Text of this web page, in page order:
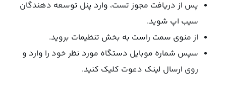
پس از دریافت مجوز تست، وارد پنل توسعه دهندگان
سیب اپ شوید.
از منوی سمت راست به بخش تنظیمات بروید.
سپس شماره موبایل دستگاه مورد نظر خود را وارد و
روی ارسال لینک دعوت کلیک کنید.